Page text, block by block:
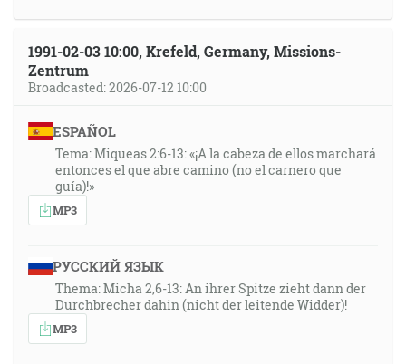
1991-02-03 10:00, Krefeld, Germany, Missions-
Zentrum
Broadcasted: 2026-07-12 10:00
ESPAÑOL
Tema: Miqueas 2:6-13: «¡A la cabeza de ellos marchará
entonces el que abre camino (no el carnero que
guía)!»
MP3
РУССКИЙ ЯЗЫК
Thema: Micha 2,6-13: An ihrer Spitze zieht dann der
Durchbrecher dahin (nicht der leitende Widder)!
MP3